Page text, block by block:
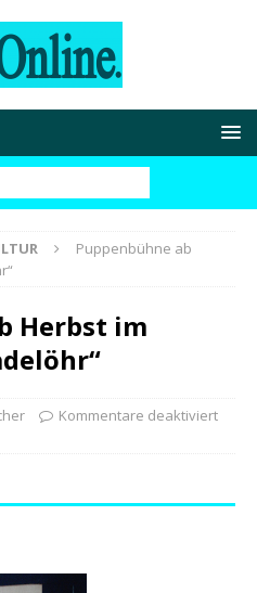
Puppenbühne ab
Herbst im
Kommentare deaktiviert